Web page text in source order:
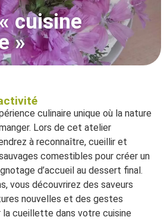
cuisine
»
culinaire unique où la nature
Lors de cet atelier
à reconnaître, cueillir et
comestibles pour créer un
d’accueil au dessert final.
vous découvrirez des saveurs
nouvelles et des gestes
la cueillette dans votre cuisine